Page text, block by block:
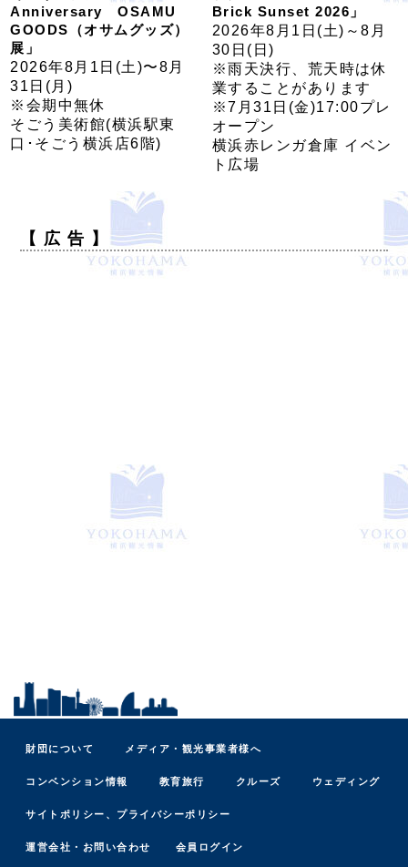
Anniversary OSAMU
GOODS（オサムグッズ）
展」
2026年8月1日(土)〜8月
31日(月)
※会期中無休
そごう美術館(横浜駅東
口･そごう横浜店6階)
Brick Sunset 2026」
2026年8月1日(土)～8月
30日(日)
※雨天決行、荒天時は休
業することがあります
※7月31日(金)17:00プレ
オープン
横浜赤レンガ倉庫 イベン
ト広場
【 広 告 】
財団について メディア・観光事業者様へ
コンベンション情報 教育旅行 クルーズ ウェディング
サイトポリシー、プライバシーポリシー
運営会社・お問い合わせ 会員ログイン